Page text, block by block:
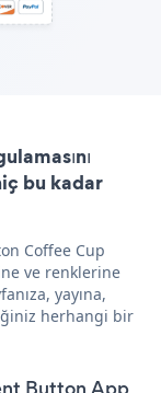
bu kadar
Coffee Cup
ve renklerine
yayına,
herhangi bir